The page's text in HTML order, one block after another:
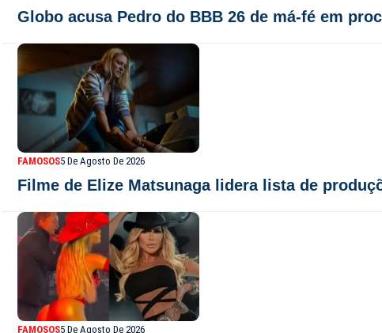
Globo acusa Pedro do BBB 26 de má-fé em
FAMOSOS5 De Agosto De 2026
Filme de Elize Matsunaga lidera lista de
FAMOSOS5 De Agosto De 2026